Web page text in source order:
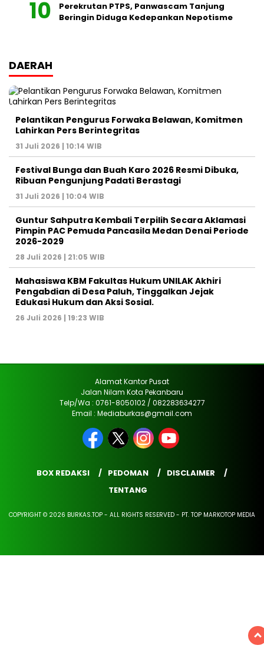
Perekrutan PTPS, Panwascam Tanjung
Beringin Diduga Kedepankan Nepotisme
DAERAH
Pelantikan Pengurus Forwaka Belawan, Komitmen
Lahirkan Pers Berintegritas
31 Juli 2026 | 10:14 WIB
Festival Bunga dan Buah Karo 2026 Resmi Dibuka,
Ribuan Pengunjung Padati Berastagi
31 Juli 2026 | 10:04 WIB
Guntur Sahputra Kembali Terpilih Secara Aklamasi
Pimpin PAC Pemuda Pancasila Medan Denai Periode
2026-2029
28 Juli 2026 | 21:05 WIB
Mahasiswa KBM Fakultas Hukum UNILAK Akhiri
Pengabdian di Desa Paluh, Tinggalkan Jejak
Edukasi Hukum dan Aksi Sosial.
26 Juli 2026 | 19:23 WIB
Alamat Kantor Pusat
Jalan Nilam Kota Pekanbaru
Telp/Wa : 0761-8050102 / 082283634277
Email : Mediaburkas@gmail.com
BOX REDAKSI PEDOMAN
DISCLAIMER
TENTANG
COPYRIGHT © 2026 BURKAS.TOP - ALL RIGHTS RESERVED - PT. TOP MARKOTOP MEDIA